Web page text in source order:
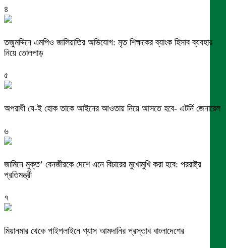
৪
তজুমদ্দিনে এমপিও জালিয়াতির অভিযোগ: মৃত শিক্ষকের ব্যাংক হিসাব ব্যবহার
নিয়ে তোলপাড়
৫
অপরাধী যে-ই হোক তাকে আইনের আওতায় নিয়ে আসতে হবে- এটর্নি জেনারেল
৬
জামিনে মুক্ত’ বেনজীরকে দেশে এনে বিচারের মুখোমুখি করা হবে: পররাষ্ট্র
প্রতিমন্ত্রী
৭
মিয়ানমার থেকে পাইপলাইনে গ্যাস আমদানির প্রস্তাব বাংলাদেশের